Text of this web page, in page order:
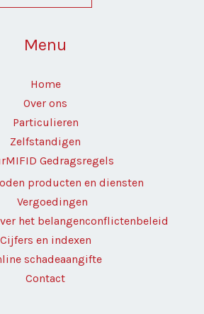
Menu
Home
Over ons
Particulieren
Zelfstandigen
Gedragsregels
producten en diensten
Vergoedingen
het belangenconflictenbeleid
Cijfers en indexen
schadeaangifte
Contact